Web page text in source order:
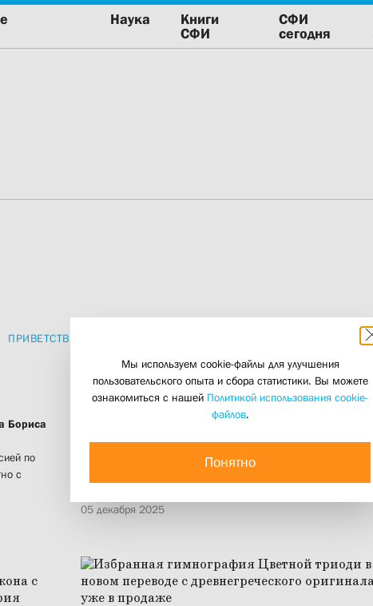
Наука
Книги
СФИ
СФИ
сегодня
ПРИВЕТСТВИЯ
Бориса
по
с
клад с сокровищами»
В Воронеже состоялась презентация книг СФИ,
05 декабря 2025
Мы используем cookie-файлы для улучшения
пользовательского опыта и сбора статистики. Вы можете
ознакомиться с нашей Политикой использования cookie-
файлов.
Понятно